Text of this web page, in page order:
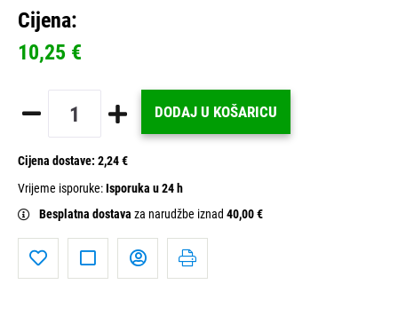
Cijena:
10,25 €
DODAJ U KOŠARICU
Cijena dostave: 2,24 €
Vrijeme isporuke:Isporuka u 24 h
Besplatna dostava za narudžbe iznad 40,00 €